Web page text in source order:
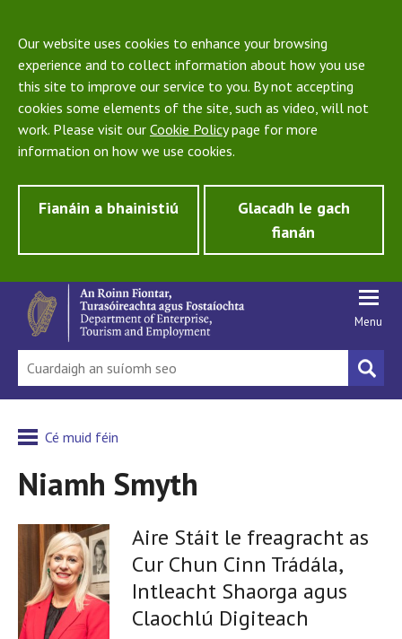
Our website uses cookies to enhance your browsing
experience and to collect information about how you use
this site to improve our service to you. By not accepting
cookies some elements of the site, such as video, will not
work. Please visit our Cookie Policypage for more
information on how we use cookies.
Fianáin a bhainistiú
Glacadh le gach
fianán
Menu
Cé muid féin
Niamh Smyth
Aire Stáit le freagracht as
Cur Chun Cinn Trádála,
Intleacht Shaorga agus
Claochlú Digiteach